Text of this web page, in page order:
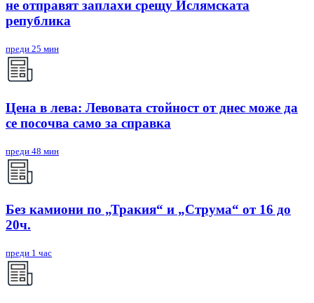
не отправят заплахи срещу Ислямската
република
преди 25 мин
Цена в лева: Левовата стойност от днес може да
се посочва само за справка
преди 48 мин
Без камиони по „Тракия“ и „Струма“ от 16 до
20ч.
преди 1 час